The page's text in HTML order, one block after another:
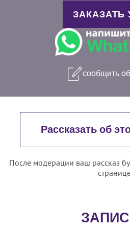
ЗАКАЗАТЬ
сообщить
Рассказать об
После модерации ваш рассказ